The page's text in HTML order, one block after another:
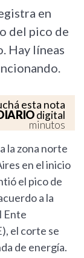
en
del pico de
Hay líneas
esta nota
digital
minutos
la zona norte
en el inicio
el pico de
a la
Ente
el corte se
de energía.